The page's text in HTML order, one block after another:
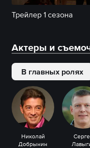
Трейлер 1 сезона
Актеры и
В главных ролях
Николай
Добрынин